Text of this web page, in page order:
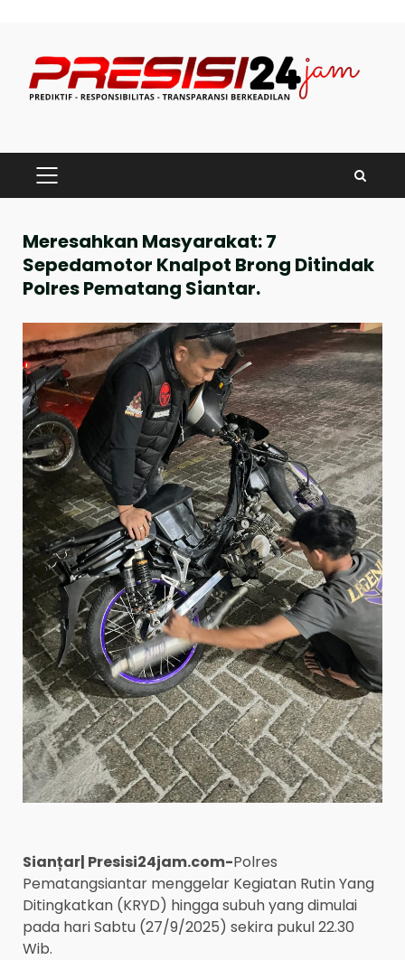
content
PRIMARY
MENU
Meresahkan Masyarakat: 7
Sepedamotor Knalpot Brong Ditindak
Polres Pematang Siantar.
Sianțar| Presisi24jam.com-Polres
Pematangsiantar menggelar Kegiatan Rutin Yang
Ditingkatkan (KRYD) hingga subuh yang dimulai
pada hari Sabtu (27/9/2025) sekira pukul 22.30
Wib.